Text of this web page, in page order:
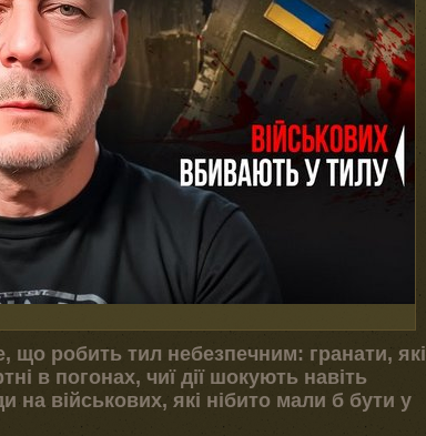
робить тил небезпечним: гранати, які
в погонах, чиї дії шокують навіть
на військових, які нібито мали б бути у